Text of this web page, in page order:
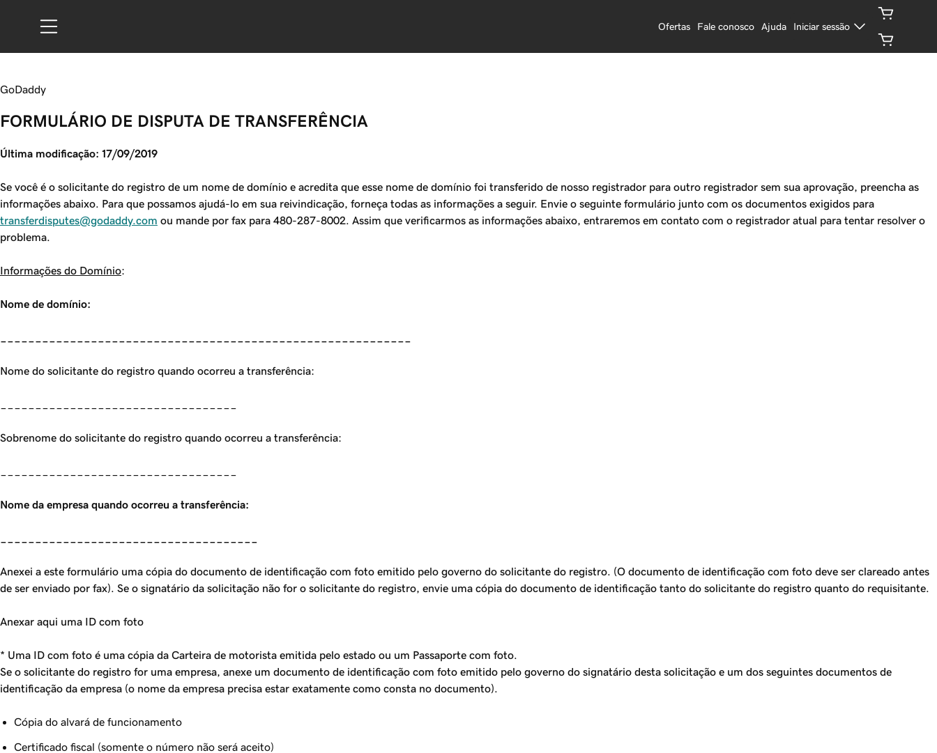
Ofertas Fale conosco Ajuda Iniciar sessão
GoDaddy
FORMULÁRIO DE DISPUTA DE TRANSFERÊNCIA
Última modificação: 17/09/2019
Se você é o solicitante do registro de um nome de domínio e acredita que esse nome de domínio foi transferido de nosso registrador para outro registrador sem sua aprovação, preencha as
informações abaixo. Para que possamos ajudá-lo em sua reivindicação, forneça todas as informações a seguir. Envie o seguinte formulário junto com os documentos exigidos para
transferdisputes@godaddy.com ou mande por fax para 480-287-8002. Assim que verificarmos as informações abaixo, entraremos em contato com o registrador atual para tentar resolver o
problema.
Informações do Domínio:
Nome de domínio:
Nome do solicitante do registro quando ocorreu a transferência:
Sobrenome do solicitante do registro quando ocorreu a transferência:
Nome da empresa quando ocorreu a transferência:
Anexei a este formulário uma cópia do documento de identificação com foto emitido pelo governo do solicitante do registro. (O documento de identificação com foto deve ser clareado antes
de ser enviado por fax). Se o signatário da solicitação não for o solicitante do registro, envie uma cópia do documento de identificação tanto do solicitante do registro quanto do requisitante.
Anexar aqui uma ID com foto
* Uma ID com foto é uma cópia da Carteira de motorista emitida pelo estado ou um Passaporte com foto.
Se o solicitante do registro for uma empresa, anexe um documento de identificação com foto emitido pelo governo do signatário desta solicitação e um dos seguintes documentos de
identificação da empresa (o nome da empresa precisa estar exatamente como consta no documento).
Cópia do alvará de funcionamento
Certificado fiscal (somente o número não será aceito)